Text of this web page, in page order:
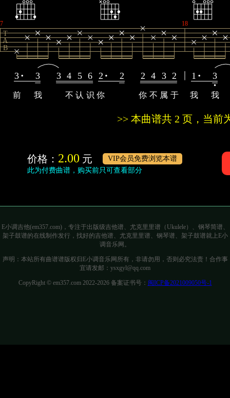
T
A
B
3 3 3 4 5 6 2 2 2 4 3 2
前 我 不 认 识 你 你 不 属 于
18
1 3
我 我
>> 本曲谱共 2 页，当前
价格： 2.00 元
VIP会员免费浏览本谱
此为付费曲谱，购买前只可查看部分
E小调吉他(em357.com)，专注于出版级吉他谱、尤克里里谱（Ukulele）、钢琴简谱、
架子鼓谱的在线制作发行，找好的吉他谱、尤克里里谱、钢琴谱、架子鼓谱就上E小
调音乐网。
声明：本站所有曲谱谱版权归E小调音乐网所有，非请勿用，否则必究法责！合作事
宜请发邮：ysxgyl@qq.com
CopyRight © em357.com 2022-2026 备案证书号： 闽ICP备2021009050号-1